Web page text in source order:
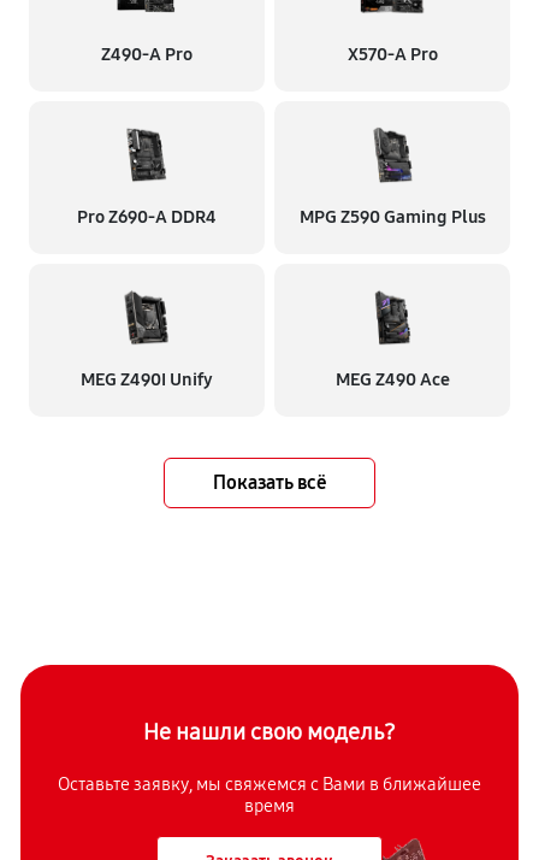
Z490-A Pro X570-A Pro
Pro Z690-A DDR4 MPG Z590 Gaming Plus
MEG Z490I Unify MEG Z490 Ace
Показать всё
Не нашли свою модель?
Оставьте заявку, мы свяжемся с Вами в ближайшее
время